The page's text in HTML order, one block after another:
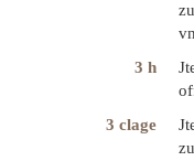
3 h
3 clage